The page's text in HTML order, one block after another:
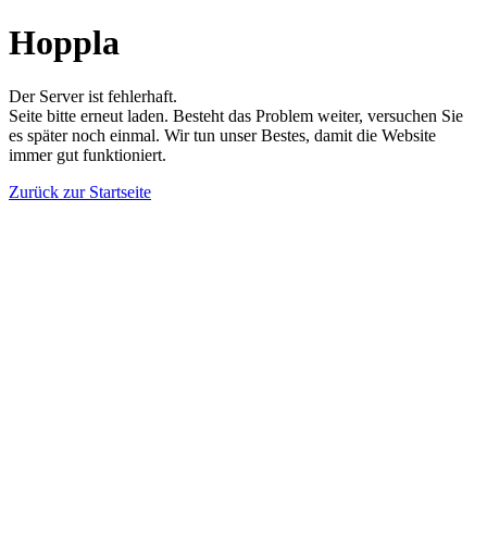
Hoppla
Der Server ist fehlerhaft.
Seite bitte erneut laden. Besteht das Problem weiter, versuchen Sie
es später noch einmal. Wir tun unser Bestes, damit die Website
immer gut funktioniert.
Zurück zur Startseite